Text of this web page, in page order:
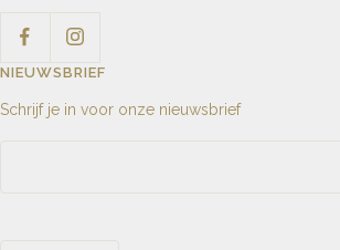
NIEUWSBRIEF
Schrijf je in voor onze nieuwsbrief